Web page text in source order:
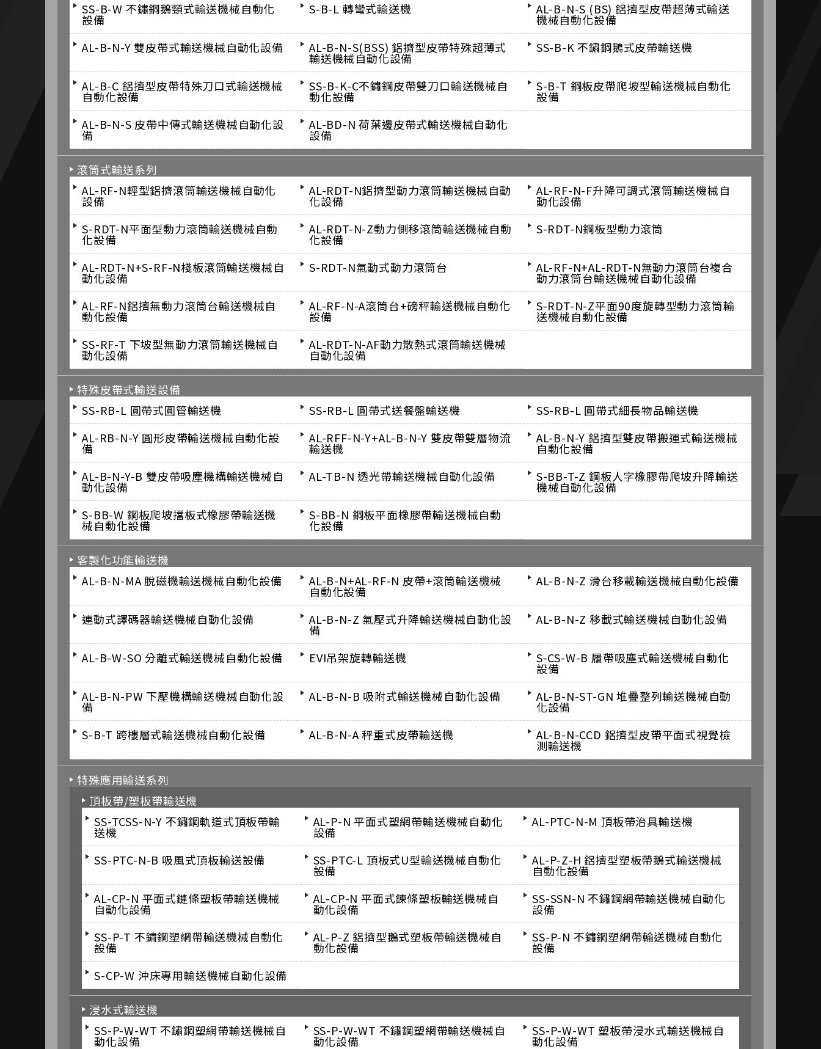
SS-B-W 不鏽鋼鵝頸式輸送機械自動化
設備
S-B-L 轉彎式輸送機 AL-B-N-S (BS) 鋁擠型皮帶超薄式輸送
機械自動化設備
AL-B-N-Y 雙皮帶式輸送機械自動化設備
AL-B-N-S(BSS) 鋁擠型皮帶特殊超薄式
輸送機械自動化設備
SS-B-K 不鏽鋼鵝式皮帶輸送機
AL-B-C 鋁擠型皮帶特殊刀口式輸送機械
自動化設備
SS-B-K-C不鏽鋼皮帶雙刀口輸送機械自
動化設備
S-B-T 鋼板皮帶爬坡型輸送機械自動化
設備
AL-B-N-S 皮帶中傳式輸送機械自動化設
備
AL-BD-N 荷葉邊皮帶式輸送機械自動化
設備
滾筒式輸送系列
AL-RF-N輕型鋁擠滾筒輸送機械自動化
設備
AL-RDT-N鋁擠型動力滾筒輸送機械自動
化設備
AL-RF-N-F升降可調式滾筒輸送機械自
動化設備
S-RDT-N平面型動力滾筒輸送機械自動
化設備
AL-RDT-N-Z動力側移滾筒輸送機械自動
化設備
S-RDT-N鋼板型動力滾筒
AL-RDT-N+S-RF-N棧板滾筒輸送機械自
動化設備
S-RDT-N氣動式動力滾筒台 AL-RF-N+AL-RDT-N無動力滾筒台複合
動力滾筒台輸送機械自動化設備
AL-RF-N鋁擠無動力滾筒台輸送機械自
動化設備
AL-RF-N-A滾筒台+磅秤輸送機械自動化
設備
S-RDT-N-Z平面90度旋轉型動力滾筒輸
送機械自動化設備
SS-RF-T 下坡型無動力滾筒輸送機械自
動化設備
AL-RDT-N-AF動力散熱式滾筒輸送機械
自動化設備
特殊皮帶式輸送設備
SS-RB-L 圓帶式圓管輸送機
SS-RB-L 圓帶式送餐盤輸送機
SS-RB-L 圓帶式細長物品輸送機
AL-RB-N-Y 圓形皮帶輸送機械自動化設
備
AL-RFF-N-Y+AL-B-N-Y 雙皮帶雙層物流
輸送機
AL-B-N-Y 鋁擠型雙皮帶搬運式輸送機械
自動化設備
AL-B-N-Y-B 雙皮帶吸塵機構輸送機械自
動化設備
AL-TB-N 透光帶輸送機械自動化設備 S-BB-T-Z 鋼板人字橡膠帶爬坡升降輸送
機械自動化設備
S-BB-W 鋼板爬坡擋板式橡膠帶輸送機
械自動化設備
S-BB-N 鋼板平面橡膠帶輸送機械自動
化設備
客製化功能輸送機
AL-B-N-MA 脫磁機輸送機械自動化設備
AL-B-N+AL-RF-N 皮帶+滾筒輸送機械
自動化設備
AL-B-N-Z 滑台移載輸送機械自動化設備
連動式譯碼器輸送機械自動化設備 AL-B-N-Z 氣壓式升降輸送機械自動化設
備
AL-B-N-Z 移載式輸送機械自動化設備
AL-B-W-SO 分離式輸送機械自動化設備 EVI吊架旋轉輸送機 S-CS-W-B 履帶吸塵式輸送機械自動化
設備
AL-B-N-PW 下壓機構輸送機械自動化設
備
AL-B-N-B 吸附式輸送機械自動化設備 AL-B-N-ST-GN 堆疊整列輸送機械自動
化設備
S-B-T 跨樓層式輸送機械自動化設備
AL-B-N-A 秤重式皮帶輸送機 AL-B-N-CCD 鋁擠型皮帶平面式視覺檢
測輸送機
特殊應用輸送系列
頂板帶/塑板帶輸送機
SS-TCSS-N-Y 不鏽鋼軌道式頂板帶輸
送機
AL-P-N 平面式塑網帶輸送機械自動化
設備
AL-PTC-N-M 頂板帶治具輸送機
SS-PTC-N-B 吸風式頂板輸送設備 SS-PTC-L 頂板式U型輸送機械自動化
設備
AL-P-Z-H 鋁擠型塑板帶鵝式輸送機械
自動化設備
AL-CP-N 平面式鏈條塑板帶輸送機械
自動化設備
AL-CP-N 平面式鍊條塑板輸送機械自
動化設備
SS-SSN-N 不鏽鋼網帶輸送機械自動化
設備
SS-P-T 不鏽鋼塑網帶輸送機械自動化
設備
AL-P-Z 鋁擠型鵝式塑板帶輸送機械自
動化設備
SS-P-N 不鏽鋼塑網帶輸送機械自動化
設備
S-CP-W 沖床專用輸送機械自動化設備
浸水式輸送機
SS-P-W-WT 不鏽鋼塑網帶輸送機械自
動化設備
SS-P-W-WT 不鏽鋼塑網帶輸送機械自
動化設備
SS-P-W-WT 塑板帶浸水式輸送機械自
動化設備